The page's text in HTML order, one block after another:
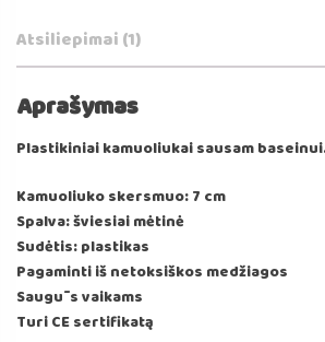
Atsiliepimai (1)
Aprašymas
Plastikiniai kamuoliukai sausam
Kamuoliuko skersmuo: 7 cm
Spalva: šviesiai mėtinė
Sudėtis: plastikas
Pagaminti iš netoksiškos medžiagos
Saugūs vaikams
Turi CE sertifikatą